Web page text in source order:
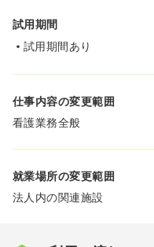
試用期間
試用期間あり
仕事内容の変更範囲
看護業務全般
就業場所の変更範囲
法人内の関連施設